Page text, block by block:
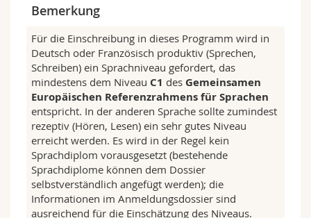
unterschiedliche Lehr-Lern-Konzepte für die
verschiedenen Schulstufen – Primarstufe bis
Sekundarstufe II – zu beurteilen,
weiterzuentwickeln und anzuwenden.
– Unterrichtssprachen: Deutsch und
Französisch – das heisst, dass
Lehrveranstaltungen in beiden Sprachen
besucht werden müssen; es kann auch einige
Lehrveranstaltungen in englischer Sprache
geben;
– Spezialisierungssprachen: Deutsch,
Französisch, Englisch oder Italienisch (je nach
Wahl).
Wählt der oder die Studierende die Option
Bemerkung
Für die Einschreibung in dieses Programm wird in
Deutsch oder Französisch produktiv (Sprechen,
Schreiben) ein Sprachniveau gefordert, das
mindestens dem Niveau C1 des Gemeinsamen
Europäischen Referenzrahmens für Sprachen
entspricht. In der anderen Sprache sollte zumindest
rezeptiv (Hören, Lesen) ein sehr gutes Niveau
erreicht werden. Es wird in der Regel kein
Sprachdiplom vorausgesetzt (bestehende
Sprachdiplome können dem Dossier
selbstverständlich angefügt werden); die
Informationen im Anmeldungsdossier sind
ausreichend für die Einschätzung des Niveaus.